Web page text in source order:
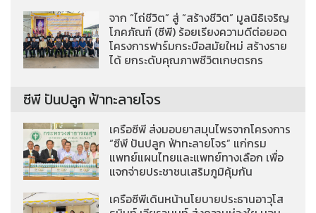
จาก “ไถ่ชีวิต” สู่ “สร้างชีวิต” มูลนิธิเจริญ
โภคภัณฑ์ (ซีพี) ร้อยเรียงความดีต่อยอด
โครงการฟาร์มกระบือสมัยใหม่ สร้างราย
ได้ ยกระดับคุณภาพชีวิตเกษตรกร
ซีพี ปันปลูก ฟ้าทะลายโจร
เครือซีพี ส่งมอบยาสมุนไพรจากโครงการ
“ซีพี ปันปลูก ฟ้าทะลายโจร” แก่กรม
แพทย์แผนไทยและแพทย์ทางเลือก เพื่อ
แจกจ่ายประชาชนเสริมภูมิคุ้มกัน
เครือซีพีเดินหน้านโยบายประธานอาวุโส